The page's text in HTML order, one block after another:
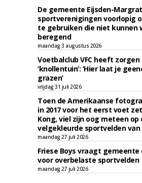
De gemeente Eijsden-
sportverenigingen voorlopig
te gebruiken die niet kunnen
beregend
maandag 3 augustus 2026
Voetbalclub VFC heeft zorgen
‘knollentuin’: ‘Hier laat je
grazen’
vrijdag 31 juli 2026
Toen de Amerikaanse
in 2017 voor het eerst voet
Kong, viel zijn oog meteen op
velgekleurde sportvelden van
maandag 27 juli 2026
Friese Boys vraagt gemeente
voor overbelaste sportvelden
maandag 27 juli 2026